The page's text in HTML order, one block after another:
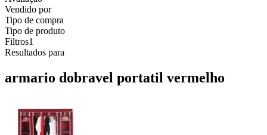
Vendido por
Tipo de compra
Tipo de produto
Filtros1
Resultados para
armario dobravel portatil vermelho